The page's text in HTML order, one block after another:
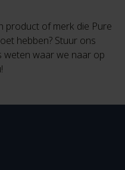
product of merk die Pure
hebben? Stuur ons
weten waar we naar op